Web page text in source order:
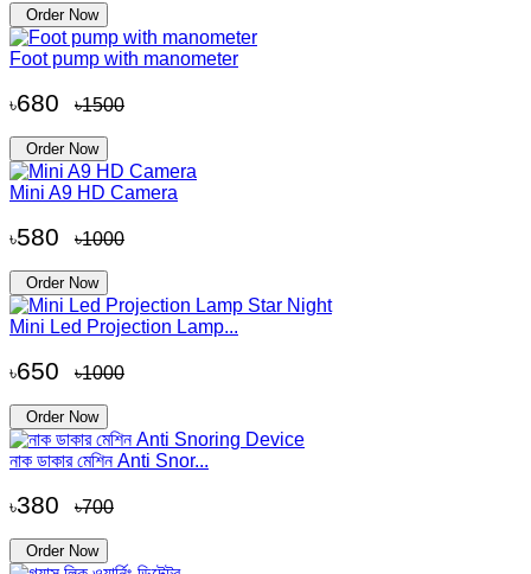
Order Now
Foot pump with manometer
৳680 ৳1500
Order Now
Mini A9 HD Camera
৳580 ৳1000
Order Now
Mini Led Projection Lamp...
৳650 ৳1000
Order Now
নাক ডাকার মেশিন Anti Snor...
৳380 ৳700
Order Now